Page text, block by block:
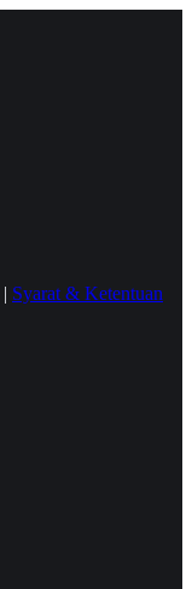
| Syarat & Ketentuan